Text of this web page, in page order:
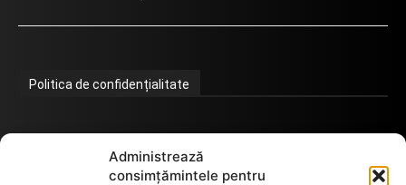
Administrează
consimțămintele pentru
Politica de confidențialitate
Termeni de utilizare